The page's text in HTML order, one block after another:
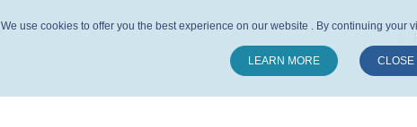
We use cookies to offer you the best experience on our website . By continuing your
LEARN MORE CLOSE